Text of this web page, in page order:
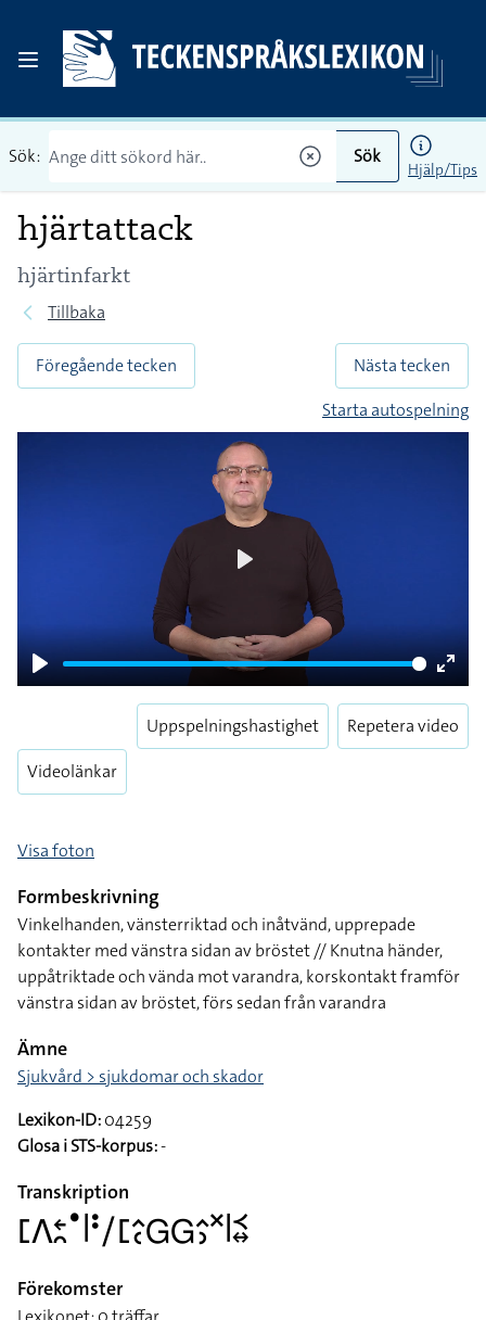
Sök: Sök
Hjälp/Tips
hjärtattack
hjärtinfarkt
Tillbaka
Föregående tecken
Nästa tecken
Starta autospelning
Play
Enter
Videolänkar
Uppspelningshastighet Repetera video
Visa foton
Formbeskrivning
Vinkelhanden, vänsterriktad och inåtvänd, upprepade
kontakter med vänstra sidan av bröstet // Knutna händer,
uppåtriktade och vända mot varandra, korskontakt framför
vänstra sidan av bröstet, förs sedan från varandra
Ämne
Sjukvård > sjukdomar och skador
Lexikon-ID:04259
Glosa i STS-korpus:-
Transkription
􌤕􌤣􌥓􌥘􌤟􌥼􌥻􌥠􌤕􌤵􌥗􌤦􌤦􌤵􌤶􌦎􌥼􌥹􌦉
Förekomster